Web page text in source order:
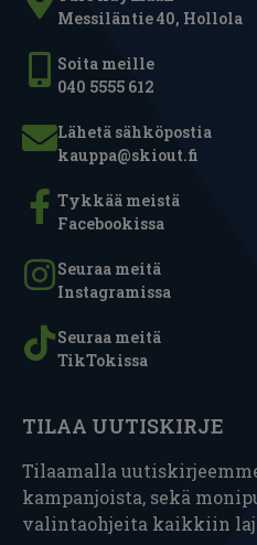
Messiläntie 40, Hollola
Soita meille
040 5555 612
Lähetä sähköpostia
kauppa@skiout.fi
Tykkää meistä
Facebookissa
Seuraa meitä
Instagramissa
Seuraa meitä
TikTokissa
TILAA UUTISKIRJE
Tilaamalla
kampanjoista, sekä
valintaohjeita kaikkiin